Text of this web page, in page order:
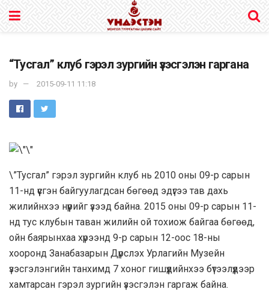
“Тусгал” клуб гэрэл зургийн үзэсгэлэн гаргана
by 2015-09-11 11:18
\”Тусгал” гэрэл зургийн клуб нь 2010 оны 09-р сарын
11-нд үүсгэн байгуулагдсан бөгөөд эдүгээ тав дахь
жилийнхээ нүүрийг үзээд байна. 2015 оны 09-р сарын 11-
нд тус клубын таван жилийн ой тохиож байгаа бөгөөд,
ойн баярынхаа хүрээнд 9-р сарын 12-оос 18-ны
хооронд Занабазарын Дүрслэх Урлагийн Музейн
үзэсгэлэнгийн танхимд 7 хоног гишүүдийнхээ бүтээлүүдээр
хамтарсан гэрэл зургийн үзэсгэлэн гаргаж байна.